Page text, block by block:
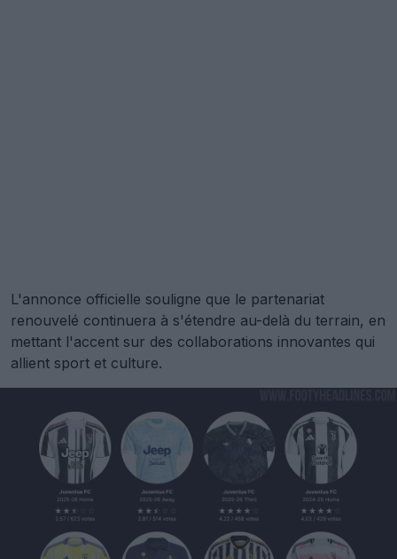
L'annonce officielle souligne que le partenariat
renouvelé continuera à s'étendre au-delà du terrain, en
mettant l'accent sur des collaborations innovantes qui
allient sport et culture.